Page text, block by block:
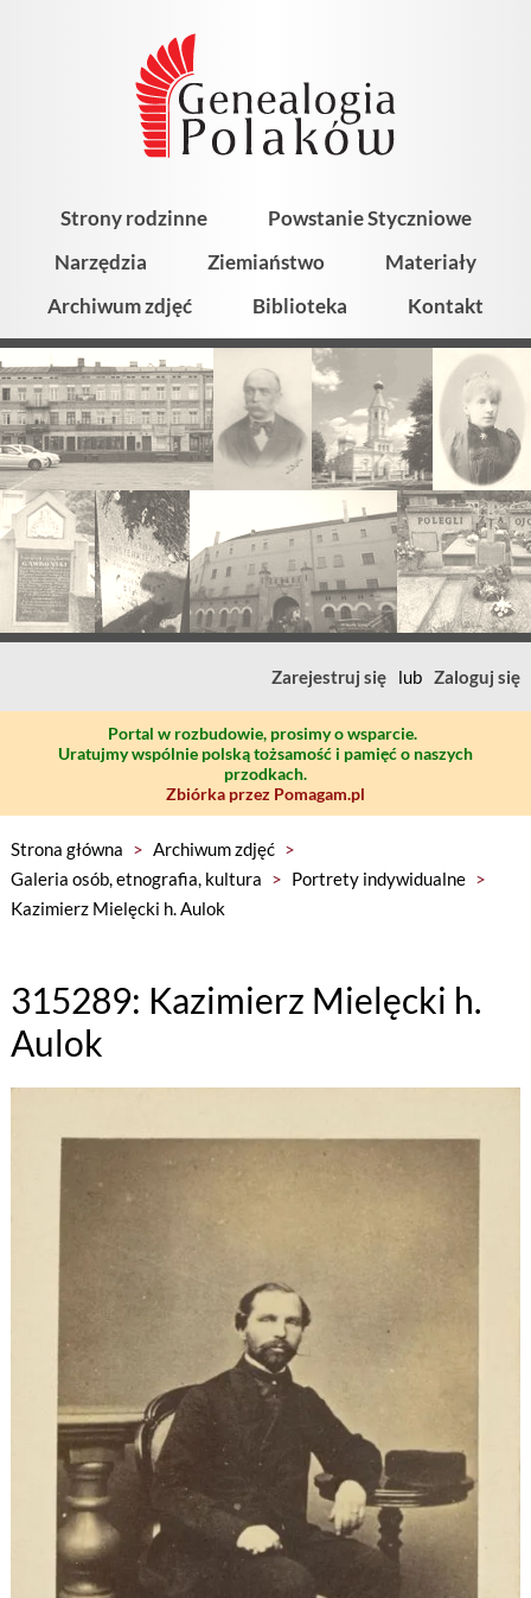
Strony rodzinne
Powstanie Styczniowe
Narzędzia
Ziemiaństwo
Materiały
Archiwum zdjęć
Biblioteka Kontakt
Zarejestruj się lub Zaloguj się
Portal w rozbudowie, prosimy o wsparcie.
Uratujmy wspólnie polską tożsamość i pamięć o naszych
przodkach.
Zbiórka przez Pomagam.pl
Strona główna > Archiwum zdjęć >
Galeria osób, etnografia, kultura > Portrety indywidualne >
Kazimierz Mielęcki h. Aulok
315289: Kazimierz Mielęcki h.
Aulok